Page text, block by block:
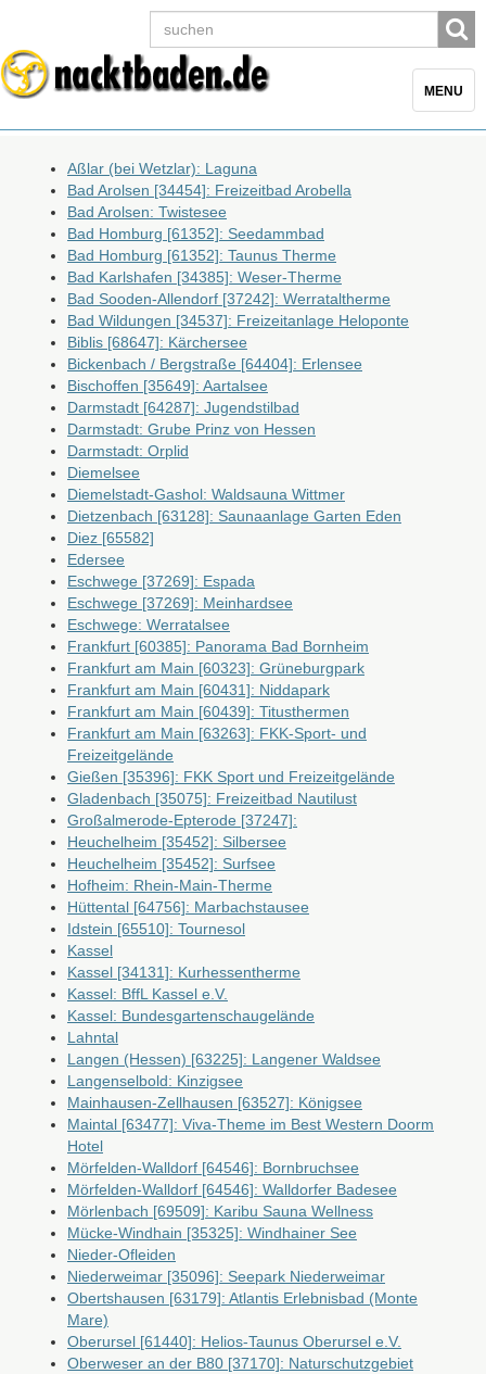
Toggle
MENU
Aßlar (bei Wetzlar): Laguna
Bad Arolsen [34454]: Freizeitbad Arobella
Bad Arolsen: Twistesee
Bad Homburg [61352]: Seedammbad
Bad Homburg [61352]: Taunus Therme
Bad Karlshafen [34385]: Weser-Therme
Bad Sooden-Allendorf [37242]: Werrataltherme
Bad Wildungen [34537]: Freizeitanlage Heloponte
Biblis [68647]: Kärchersee
Bickenbach / Bergstraße [64404]: Erlensee
Bischoffen [35649]: Aartalsee
Darmstadt [64287]: Jugendstilbad
Darmstadt: Grube Prinz von Hessen
Darmstadt: Orplid
Diemelsee
Diemelstadt-Gashol: Waldsauna Wittmer
Dietzenbach [63128]: Saunaanlage Garten Eden
Diez [65582]
Edersee
Eschwege [37269]: Espada
Eschwege [37269]: Meinhardsee
Eschwege: Werratalsee
Frankfurt [60385]: Panorama Bad Bornheim
Frankfurt am Main [60323]: Grüneburgpark
Frankfurt am Main [60431]: Niddapark
Frankfurt am Main [60439]: Titusthermen
Frankfurt am Main [63263]: FKK-Sport- und
Freizeitgelände
Gießen [35396]: FKK Sport und Freizeitgelände
Gladenbach [35075]: Freizeitbad Nautilust
Großalmerode-Epterode [37247]:
Heuchelheim [35452]: Silbersee
Heuchelheim [35452]: Surfsee
Hofheim: Rhein-Main-Therme
Hüttental [64756]: Marbachstausee
Idstein [65510]: Tournesol
Kassel
Kassel [34131]: Kurhessentherme
Kassel: BffL Kassel e.V.
Kassel: Bundesgartenschaugelände
Lahntal
Langen (Hessen) [63225]: Langener Waldsee
Langenselbold: Kinzigsee
Mainhausen-Zellhausen [63527]: Königsee
Maintal [63477]: Viva-Theme im Best Western Doorm
Hotel
Mörfelden-Walldorf [64546]: Bornbruchsee
Mörfelden-Walldorf [64546]: Walldorfer Badesee
Mörlenbach [69509]: Karibu Sauna Wellness
Mücke-Windhain [35325]: Windhainer See
Nieder-Ofleiden
Niederweimar [35096]: Seepark Niederweimar
Obertshausen [63179]: Atlantis Erlebnisbad (Monte
Mare)
Oberursel [61440]: Helios-Taunus Oberursel e.V.
Oberweser an der B80 [37170]: Naturschutzgebiet